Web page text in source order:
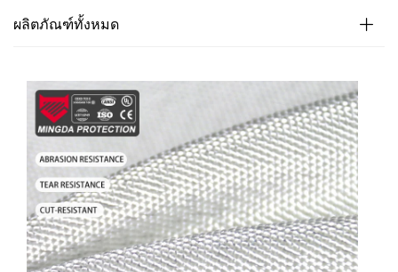
ผลิตภัณฑ์ทั้งหมด